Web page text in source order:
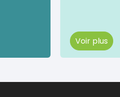
Voir plus